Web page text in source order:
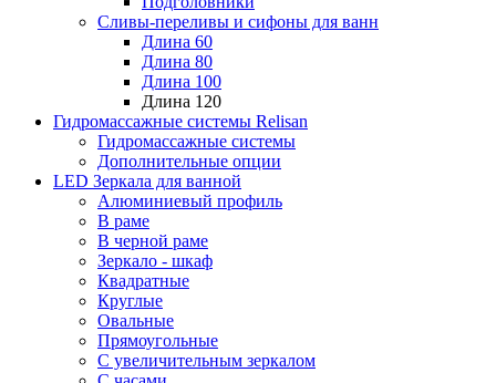
Сливы-переливы и сифоны для ванн
Длина 60
Длина 80
Длина 100
Длина 120
Гидромассажные системы Relisan
Гидромассажные системы
Дополнительные опции
LED Зеркала для ванной
Алюминиевый профиль
В раме
В черной раме
Зеркало - шкаф
Квадратные
Круглые
Овальные
Прямоугольные
С увеличительным зеркалом